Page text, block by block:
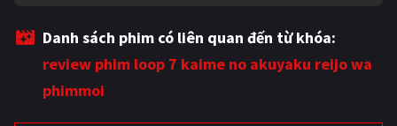
Viễn tưởng Khoa học - Tài liệu
Hoạt hình
Tình cảm - Lãng mạn Kỳ ảo
Danh sách phim có liên quan đến từ khóa:
review phim loop 7 kaime no akuyaku reijo wa
phimmoi